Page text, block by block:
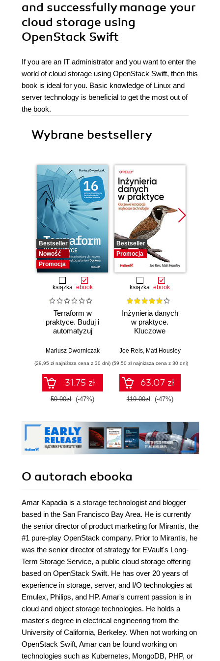
and successfully manage your
cloud storage using
OpenStack Swift
If you are an IT administrator and you want to enter the
world of cloud storage using OpenStack Swift, then this
book is ideal for you. Basic knowledge of Linux and
server technology is beneficial to get the most out of
the book.
Wybrane bestsellery
Bestseller
Nowość
Promocja
książka ebook
Terraform w
praktyce. Buduj i
automatyzuj
chmurową oraz
wykorzystaniem
Dockera
Mariusz Dworniczak
(29,95 zł najniższa cena z 30 dni)
31.75 zł
59.90zł (-47%)
Bestseller
Promocja
książka ebook
Inżynieria danych
w praktyce.
Kluczowe
najlepsze
Joe Reis, Matt Housley
(59,50 zł najniższa cena z 30 dni)
63.07 zł
119.00zł (-47%)
O autorach ebooka
Amar Kapadia is a storage technologist and blogger
based in the San Francisco Bay Area. He is currently
the senior director of product marketing for Mirantis, the
#1 pure-play OpenStack company. Prior to Mirantis, he
was the senior director of strategy for EVault's Long-
Term Storage Service, a public cloud storage offering
based on OpenStack Swift. He has over 20 years of
experience in storage, server, and I/O technologies at
Emulex, Philips, and HP. Amar's current passion is in
cloud and object storage technologies. He holds a
master's degree in electrical engineering from the
University of California, Berkeley. When not working on
OpenStack Swift, Amar can be found working on
technologies such as Kubernetes, MongoDB, PHP, or